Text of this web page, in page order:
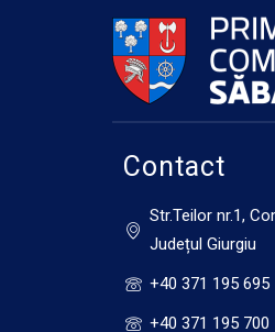
Contact
Str.Teilor nr.1,
Județul Giurgiu
+40 371 195 695
+40 371 195 700